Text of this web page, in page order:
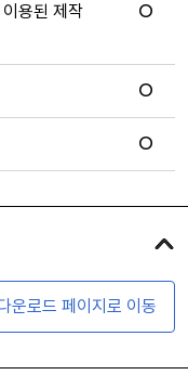
용된 제작
O
O
O
운로드 페이지로 이동